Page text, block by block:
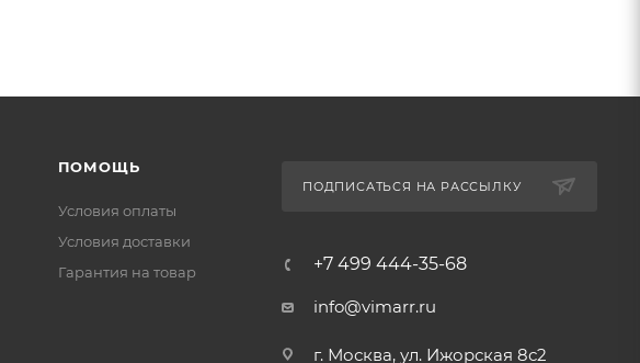
ПОМОЩЬ
Условия оплаты
Условия доставки
Гарантия на товар
ПОДПИСАТЬСЯ НА РАССЫЛКУ
+7 499 444-35-68
info@vimarr.ru
г. Москва, ул. Ижорская 8с2